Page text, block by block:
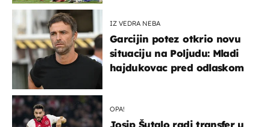
IZ VEDRA NEBA
Garcijin potez otkrio novu
situaciju na Poljudu: Mladi
hajdukovac pred odlaskom
OPA!
Josip Šutalo radi transfer u